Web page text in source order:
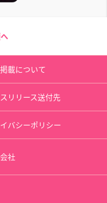
載について
リリース送付先
バシーポリシー
社